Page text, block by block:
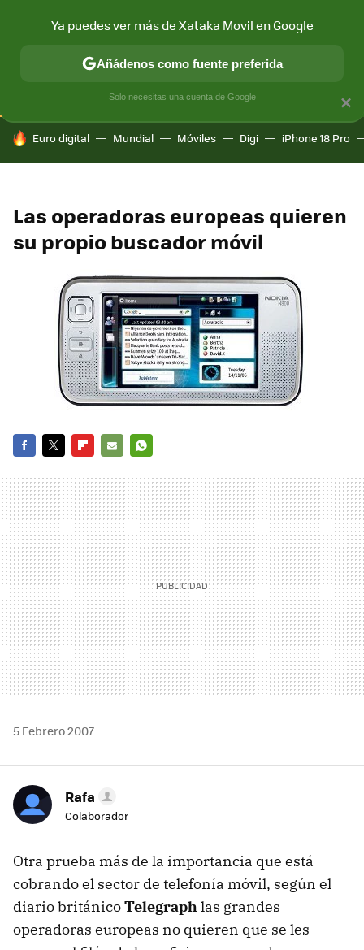
CONECTIVIDAD MÓVIL Y SOCIEDAD APLICACIONES
HOY SE HABLA DE
Euro digital Mundial Móviles Digi iPhone 18 Pro
Las operadoras europeas quieren
su propio buscador móvil
MAIL
5 Febrero 2007
Rafa
Colaborador
Otra prueba más de la importancia que está
cobrando el sector de telefonía móvil, según el
diario británicoTelegraphlas grandes
operadoras europeas no quieren que se les
×
Ya puedes ver más de Xataka Movil en Google
Añádenos como fuente preferida
Solo necesitas una cuenta de Google